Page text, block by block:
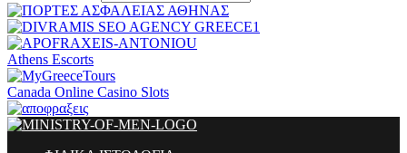
Athens Escorts
Canada Online Casino Slots